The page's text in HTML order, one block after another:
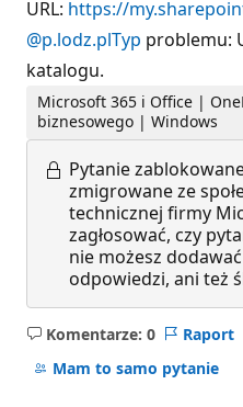
URL: https://
@p.lodz.plTyp problemu:
katalogu.
Microsoft 365 i Office |
biznesowego | Windows
Pytanie
zmigrowane ze
technicznej firmy
zagłosować, czy
nie możesz
odpowiedzi, ani też
Komentarze: 0
Brak
komentarzy
Raport
Mam to samo pytanie